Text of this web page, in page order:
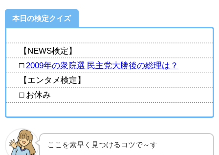
本日の検定クイズ
【NEWS検定】
□ 2009年の衆院選 民主党大勝後の総理は？
【エンタメ検定】
□ お休み
ここを素早く見つけるコツで～す